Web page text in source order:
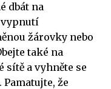
dbát na
vypnutí
žárovky nebo
také na
a vyhněte se
že